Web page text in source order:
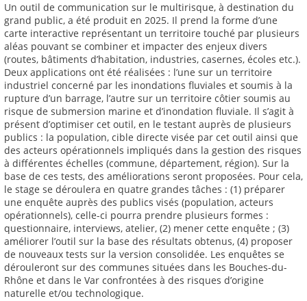
Un outil de communication sur le multirisque, à destination du
grand public, a été produit en 2025. Il prend la forme d’une
carte interactive représentant un territoire touché par plusieurs
aléas pouvant se combiner et impacter des enjeux divers
(routes, bâtiments d’habitation, industries, casernes, écoles etc.).
Deux applications ont été réalisées : l’une sur un territoire
industriel concerné par les inondations fluviales et soumis à la
rupture d’un barrage, l’autre sur un territoire côtier soumis au
risque de submersion marine et d’inondation fluviale. Il s’agit à
présent d’optimiser cet outil, en le testant auprès de plusieurs
publics : la population, cible directe visée par cet outil ainsi que
des acteurs opérationnels impliqués dans la gestion des risques
à différentes échelles (commune, département, région). Sur la
base de ces tests, des améliorations seront proposées. Pour cela,
le stage se déroulera en quatre grandes tâches : (1) préparer
une enquête auprès des publics visés (population, acteurs
opérationnels), celle-ci pourra prendre plusieurs formes :
questionnaire, interviews, atelier, (2) mener cette enquête ; (3)
améliorer l’outil sur la base des résultats obtenus, (4) proposer
de nouveaux tests sur la version consolidée. Les enquêtes se
dérouleront sur des communes situées dans les Bouches-du-
Rhône et dans le Var confrontées à des risques d’origine
naturelle et/ou technologique.